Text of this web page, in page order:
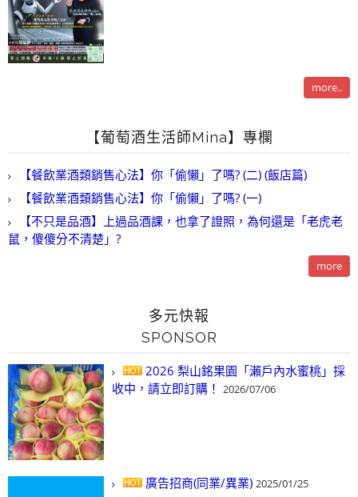
more..
【葡萄酒生活師Mina】專欄
【餐飲業酒類銷售心法】你「偷懶」了嗎? (二) (飯店篇)
【餐飲業酒類銷售心法】你「偷懶」了嗎? (一)
【不只是品酒】上過品酒課，也拿了證照，為何還是「老虎老
鼠，傻傻分不清楚」?
more
多元快報
SPONSOR
2026 梨山銘果園「瀨戶內水蜜桃」採
收中，請立即訂購！ 2026/07/06
廣告招商(同業/異業) 2025/01/25